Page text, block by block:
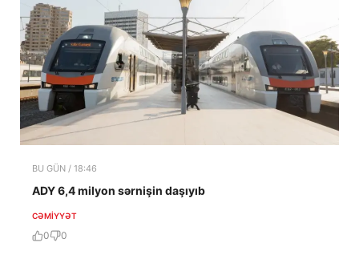
BU GÜN / 18:46
ADY 6,4 milyon sərnişin daşıyıb
CƏMIYYƏT
0 0